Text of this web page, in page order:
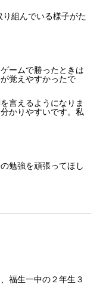
組んでいる様子がた
ームで勝ったときは
覚えやすかったで
言えるようになりま
かりやすいです。私
勉強を頑張ってほし
福生一中の２年生３